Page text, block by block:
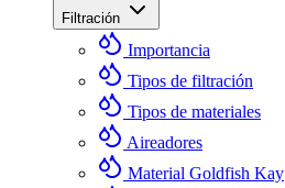
Filtración
Importancia
Tipos de filtración
Tipos de materiales
Aireadores
Material Goldfish Kay